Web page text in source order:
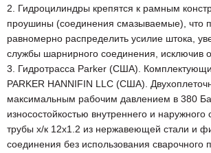
2. Гидроцилиндры крепятся к рамным
проушины (соединения смазываемые), что
равномерно распределить усилие штока,
службы шарнирного соединения, исключив
3. Гидротрасса Parker (США).
PARKER HANNIFIN LLC (США).
максимальным рабочим давлением в 380
износостойкостью внутреннего и
трубы х/к 12х1.2 из нержавеющей стали и
соединения без использования сварочного